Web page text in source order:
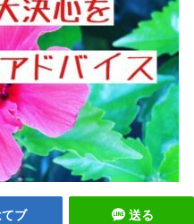
てブ 送る